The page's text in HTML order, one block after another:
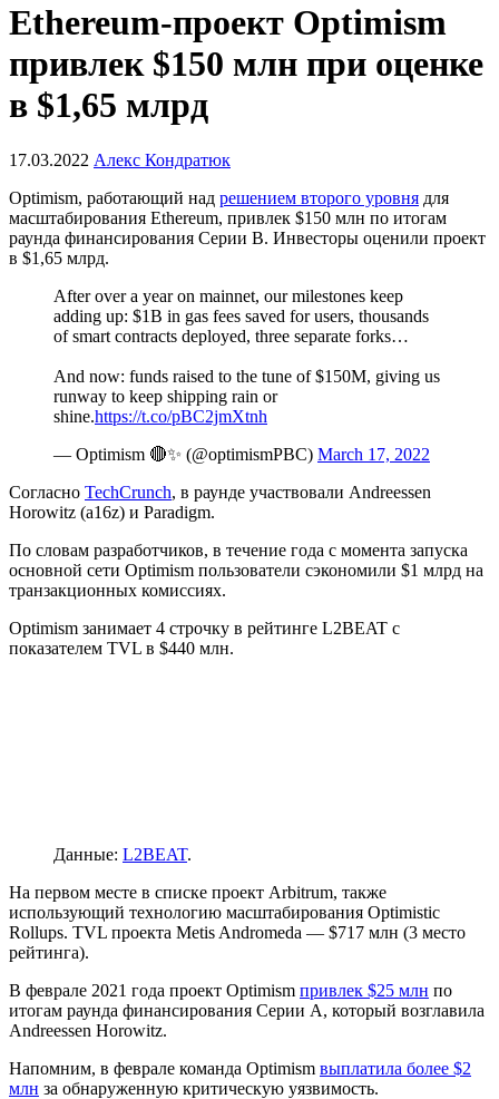
Ethereum-проект Optimism
привлек $150 млн при оценке
в $1,65 млрд
17.03.2022 Алекс Кондратюк
Optimism, работающий над решением второго уровня для
масштабирования Ethereum, привлек $150 млн по итогам
раунда финансирования Серии B. Инвесторы оценили проект
в $1,65 млрд.
After over a year on mainnet, our milestones keep
adding up: $1B in gas fees saved for users, thousands
of smart contracts deployed, three separate forks…
And now: funds raised to the tune of $150M, giving us
runway to keep shipping rain or
shine.https://t.co/pBC2jmXtnh
— Optimism 🔴✨ (@optimismPBC) March 17, 2022
Согласно TechCrunch, в раунде участвовали Andreessen
Horowitz (a16z) и Paradigm.
По словам разработчиков, в течение года с момента запуска
основной сети Optimism пользователи сэкономили $1 млрд на
транзакционных комиссиях.
Optimism занимает 4 строчку в рейтинге L2BEAT с
показателем TVL в $440 млн.
Данные: L2BEAT.
На первом месте в списке проект Arbitrum, также
использующий технологию масштабирования Optimistic
Rollups. TVL проекта Metis Andromeda — $717 млн (3 место
рейтинга).
В феврале 2021 года проект Optimism привлек $25 млн по
итогам раунда финансирования Серии А, который возглавила
Andreessen Horowitz.
Напомним, в феврале команда Optimism выплатила более $2
млн за обнаруженную критическую уязвимость.